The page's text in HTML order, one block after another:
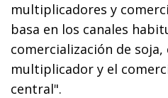
multiplicadores y
basa en los canales
comercialización de soja,
multiplicador y el
central".